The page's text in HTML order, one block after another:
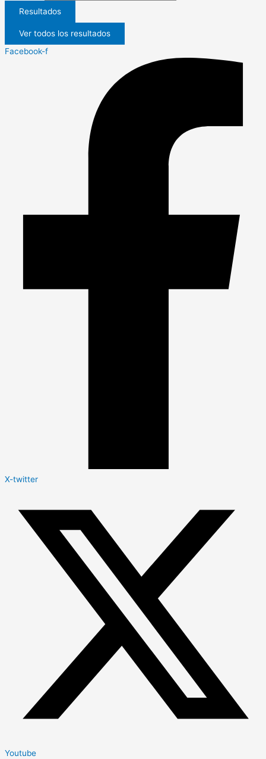
Resultados
Ver todos los resultados
Facebook-f
X-twitter
Youtube